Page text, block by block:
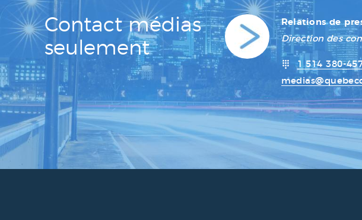
Contact médias
seulement
Relations de
Direction des
1 514 380-